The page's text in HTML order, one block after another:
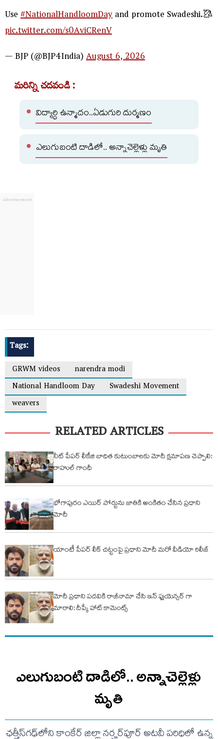
Use#NationalHandloomDayand promote Swadeshi.🥻
pic.twitter.com/s0AviCRenV
— BJP (@BJP4India)August 6, 2026
మరిన్ని చదవండి :
విద్యార్ధి ఉన్మాదం..ఏడుగురి దుర్మణం
ఎలుగుబంటి దాడిలో.. అన్నాచెల్లెళ్లు మృతి
Tags:
GRWM videos
narendra modi
National Handloom Day
Swadeshi Movement
weavers
RELATED ARTICLES
నీట్ పేపర్ లీకేజి బాధిత కుటుంబాలకు మోదీ క్షమాపణ చెప్పాలి:
రాహుల్ గాంధీ
భోగాపురం ఎయిర్ పోర్టును జాతికి అంకితం చేసిన ప్రధాని
మోదీ
యాంటీ పేపర్ లీక్ చట్టంపై ప్రధాని మోదీ మరో వీడియో రిలీజ్
మోదీ ప్రధాని పదవికి రాజీనామా చేసి ఇన్ ఫ్లుయెన్సర్ గా
మారాలి: దీప్కే హాట్ కామెంట్స్
ఎలుగుబంటి దాడిలో.. అన్నాచెల్లెళ్లు
మృతి
ఛత్తీస్‌గఢ్‌లోని కాంకేర్ జిల్లా నర్హర్‌పూర్ అటవీ పరిధిలో ఉన్న